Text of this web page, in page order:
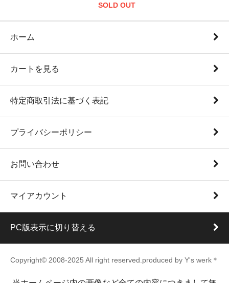
SOLD OUT
ホーム
カートを見る
特定商取引法に基づく表記
プライバシーポリシー
お問い合わせ
マイアカウント
PC版表示に切り替える
Copyright© 2008-2025 All right reserved.produced by Y's werk＊